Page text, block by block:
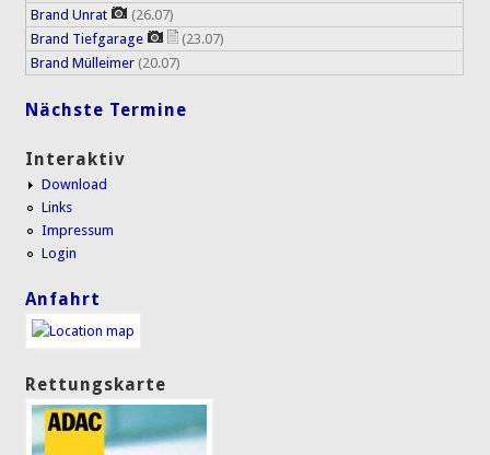
Brand Unrat
(26.07)
Brand Tiefgarage
(23.07)
Brand Mülleimer (20.07)
Nächste Termine
Interaktiv
Download
Links
Impressum
Login
Anfahrt
Rettungskarte